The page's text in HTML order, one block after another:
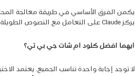
يركز Claude على التعامل مع النصوص الطويلة وتحليلها بدقة وتنظيم.
ايهما افضل كلود ام شات جي بي تي؟
لا توجد إجابة واحدة تناسب الجميع. يعتمد